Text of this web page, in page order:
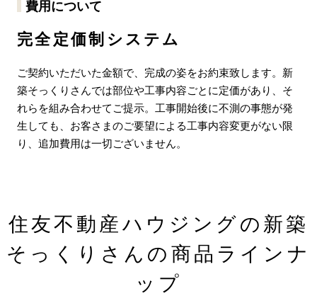
費用について
完全定価制システム
ご契約いただいた金額で、完成の姿をお約束致します。新
築そっくりさんでは部位や工事内容ごとに定価があり、そ
れらを組み合わせてご提示。工事開始後に不測の事態が発
生しても、お客さまのご要望による工事内容変更がない限
り、追加費用は一切ございません。
住友不動産ハウジングの新築
そっくりさんの商品ラインナ
ップ